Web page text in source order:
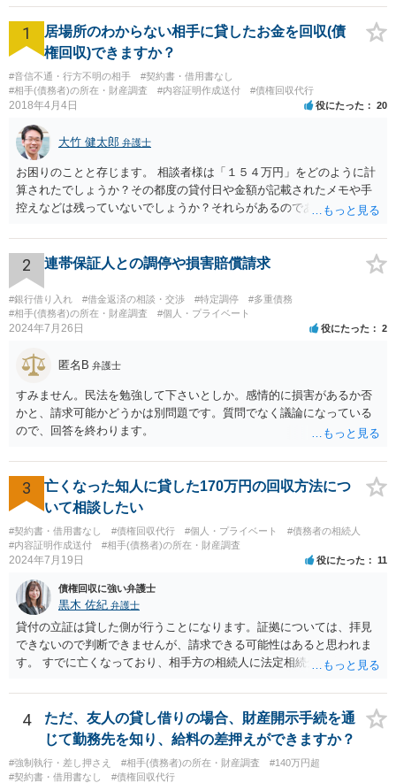
1
居場所のわからない相手に貸したお金を回収(債
権回収)できますか？
#音信不通・行方不明の相手
#契約書・借用書なし
#相手(債務者)の所在・財産調査
#内容証明作成送付 #債権回収代行
2018年4月4日 役にたった 20
大竹 健太郎 弁護士
お困りのことと存じます。 相談者様は「１５４万円」をどのように計
算されたでしょうか？その都度の貸付日や金額が記載されたメモや手
控えなどは残っていないでしょうか？それらがあるのであればメール
です。 彼の住所については住民票上の住所であれば調査することは可
能です。 弁護士に依頼した際の費用にいては現在弁護士費用が自由化
されており法律事務所によって異なりますので、あくまで目安となり
ますが、交渉を依頼すると①着手金が請求額×8％or10万円の高い方、
②成功報酬が16％、③実費というところでしょうか。法律事務所によ
っては別途日当を請求するところもあると思います。 勝訴の見込みや
お伺いできればお伝えさせていただきますので、宜しければ、個別に
2 連帯保証人との調停や損害賠償請求
#銀行借り入れ #借金返済の相談・交渉 #特定調停
#多重債務
#相手(債務者)の所在・財産調査
#個人・プライベート
2024年7月26日 役にたった 2
匿名B 弁護士
すみません。民法を勉強して下さいとしか。感情的に損害があるか否
かと、請求可能かどうかは別問題です。質問でなく議論になっている
ので、回答を終わります。
3
亡くなった知人に貸した170万円の回収方法につ
いて相談したい
#契約書・借用書なし #債権回収代行 #個人・プライベート
#債務者の相続人
#内容証明作成送付
#相手(債務者)の所在・財産調査
2024年7月19日 役にたった 11
債権回収に強い弁護士
黒木 佐紀 弁護士
貸付の立証は貸した側が行うことになります。証拠については、拝見
できないので判断できませんが、請求できる可能性はあると思われま
す。 すでに亡くなっており、相手方の相続人に法定相続分に応じて請
が難しくなります。 お早めに相続人に請求していくか、それが難しい
場合は、弁護士に相談されるのがよろしいかと思います。
4
ただ、友人の貸し借りの場合、財産開示手続を通
じて勤務先を知り、給料の差押えができますか？
#強制執行・差し押さえ #相手(債務者)の所在・財産調査
#140万円超
#契約書・借用書なし
#債権回収代行